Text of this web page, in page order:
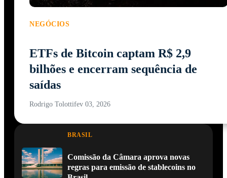
NEGÓCIOS
ETFs de Bitcoin captam R$ 2,9
bilhões e encerram sequência de
saídas
Rodrigo Tolottifev 03, 2026
BRASIL
Comissão da Câmara aprova novas
regras para emissão de stablecoins no